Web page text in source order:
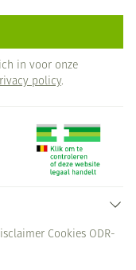
in voor onze
policy.
Cookies ODR-